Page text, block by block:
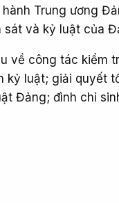
hành Trung ương
sát và kỷ luật của
về công tác kiểm
kỷ luật; giải quyết
Đảng; đình chỉ